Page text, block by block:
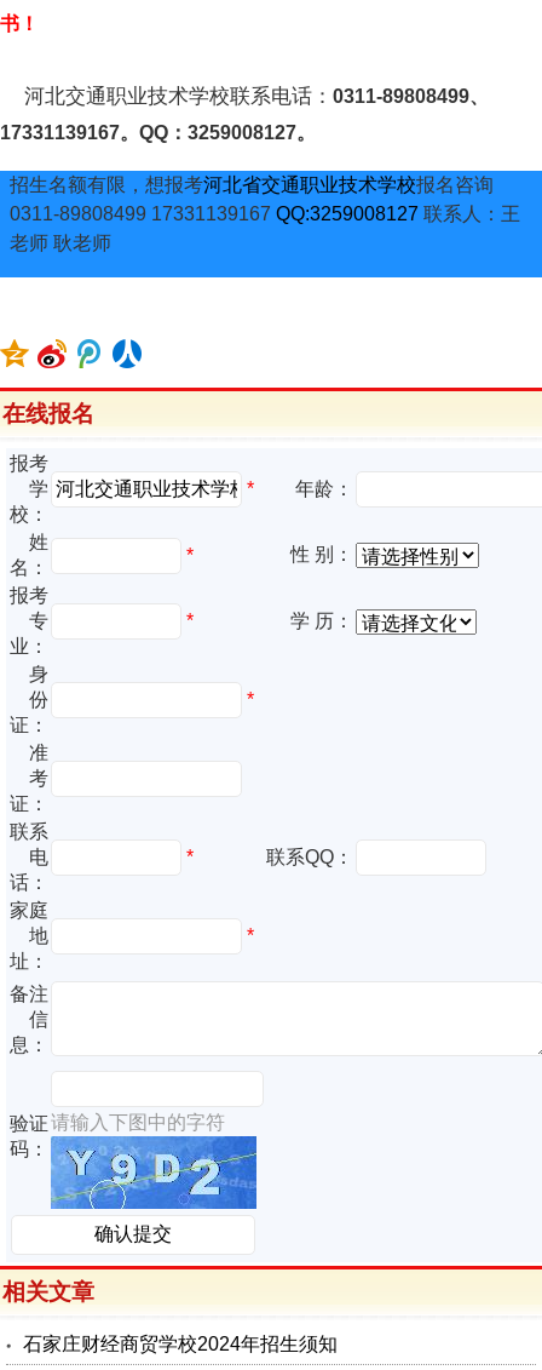
书！
河北交通职业技术学校联系电话： 0311-89808499、
17331139167。QQ：3259008127。
招生名额有限，想报考河北省交通职业技术学校报名咨询
0311-89808499 17331139167 QQ:3259008127 联系人：王
老师 耿老师
在线报名
报考
学
校：
* 年龄：
姓
名：
*
性 别：
报考
专
业：
* 学 历：
身
份
证：
*
准
考
证：
联系
电
话：
* 联系QQ：
家庭
地
址：
*
备注
信
息：
验证
码：
请输入下图中的字符
相关文章
石家庄财经商贸学校2024年招生须知